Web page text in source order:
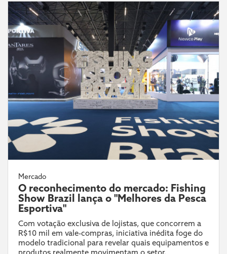
Mercado
O reconhecimento do mercado: Fishing
Show Brazil lança o "Melhores da Pesca
Esportiva"
Com votação exclusiva de lojistas, que concorrem a
R$10 mil em vale-compras, iniciativa inédita foge do
modelo tradicional para revelar quais equipamentos e